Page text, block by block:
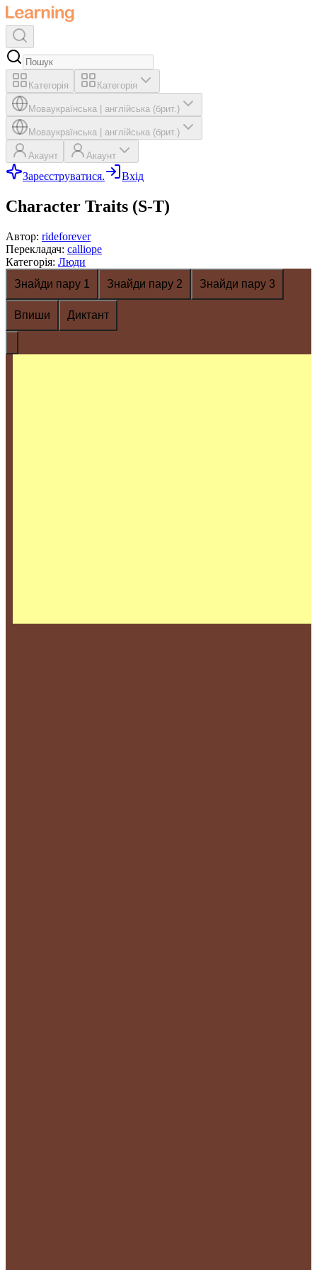
Категорія Категорія
Моваукраїнська англійська (брит.)
Моваукраїнська англійська (брит.)
Акаунт Акаунт
Зареєструватися. Вхід
Character Traits (S-T)
Автор: rideforever
Перекладач: calliope
Категорія: Люди
Знайди пару 1
Знайди пару 2 Знайди пару 3
Впиши Диктант